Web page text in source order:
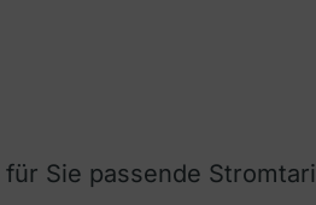
Sie passende